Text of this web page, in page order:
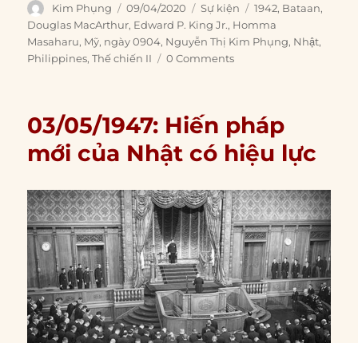
Author
Kim Phụng
Posted
on
09/04/2020 Categories
Sự kiện Tags
1942, Bataan,
Douglas MacArthur, Edward P. King Jr., Homma
Masaharu, Mỹ, ngày 0904, Nguyễn Thị Kim Phụng, Nhật,
Philippines,Thế chiến II 0 Comments
03/05/1947: Hiến pháp
mới của Nhật có hiệu lực